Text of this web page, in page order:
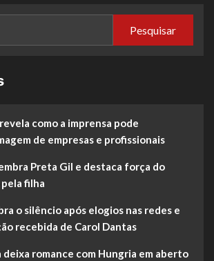
Pesquisar
como a imprensa pode
de empresas e profissionais
Preta Gil e destaca força do
filha
o silêncio após elogios nas redes e
recebida de Carol Dantas
deixa romance com Hungria em aberto